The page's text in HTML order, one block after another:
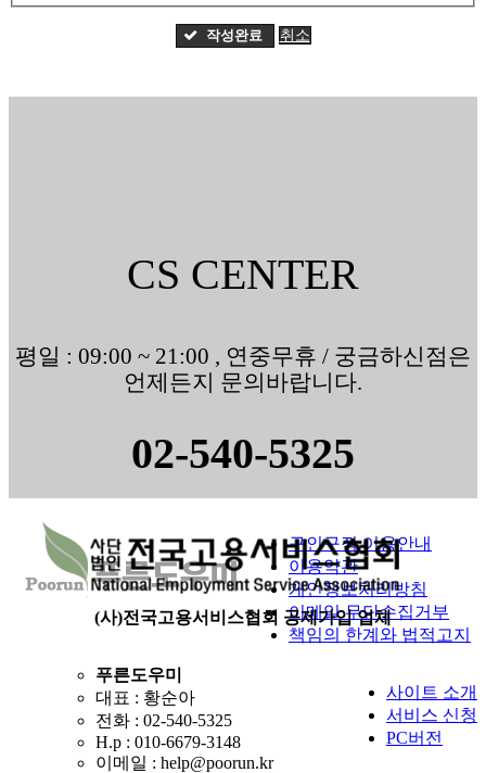
작성완료 취소
CS CENTER
평일 : 09:00 ~ 21:00 , 연중무휴 / 궁금하신점은
언제든지 문의바랍니다.
02-540-5325
(사)전국고용서비스협회 공제가입 업체
구인구직 이용안내
이용약관
개인정보처리방침
이메일 무단수집거부
책임의 한계와 법적고지
사이트 소개
서비스 신청
PC버전
푸른도우미
대표 : 황순아
전화 : 02-540-5325
H.p : 010-6679-3148
이메일 : help@poorun.kr